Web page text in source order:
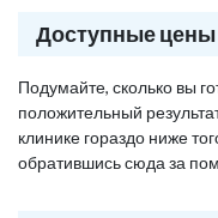
Доступные цены
Подумайте, сколько вы
положительный
клинике гораздо ниже
обратившись сюда за